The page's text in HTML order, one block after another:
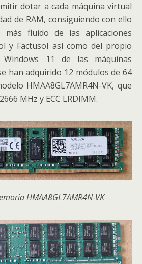
dotar a cada máquina virtual
de RAM, consiguiendo con ello
más fluido de las aplicaciones
y Factusol así como del propio
Windows 11 de las máquinas
han adquirido 12 módulos de 64
HMAA8GL7AMR4N-VK, que
MHz y ECC LRDIMM.
HMAA8GL7AMR4N-VK